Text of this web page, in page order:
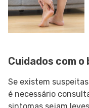
Cuidados com o
Se existem
é necessário